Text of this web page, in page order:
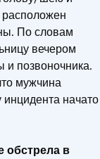
расположен
По словам
вечером
позвоночника.
мужчина
начато
обстрела в